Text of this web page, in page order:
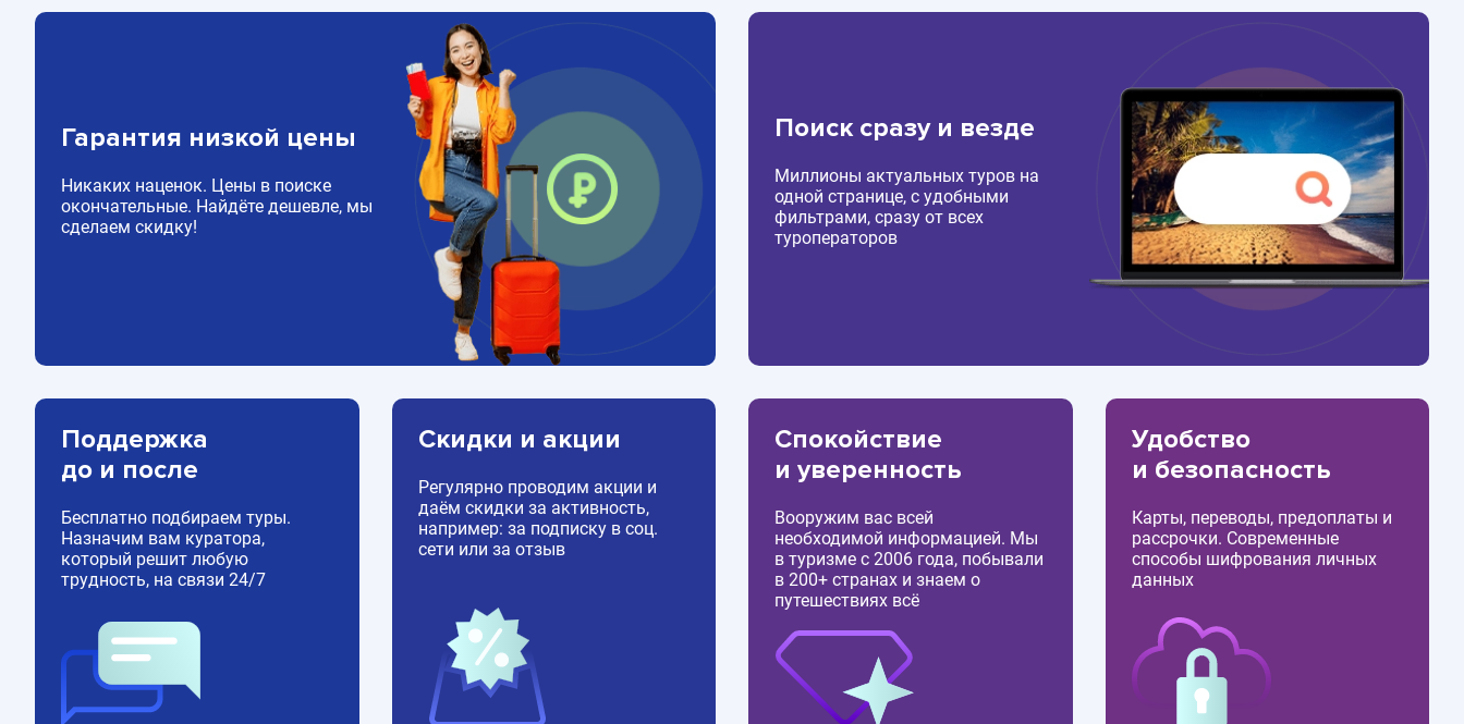
Гарантия низкой цены
Никаких наценок. Цены в поиске
окончательные. Найдёте дешевле, мы
сделаем скидку!
Поиск сразу и везде
Миллионы актуальных туров на
одной странице, с удобными
фильтрами, сразу от всех
туроператоров
Поддержка
до и после
Бесплатно подбираем туры.
Назначим вам куратора,
который решит любую
трудность, на связи 24/7
Скидки и акции
Регулярно проводим акции и
даём скидки за активность,
например: за подписку в соц.
сети или за отзыв
Спокойствие
и уверенность
Вооружим вас всей
необходимой информацией. Мы
в туризме с 2006 года, побывали
в 200+ странах и знаем о
путешествиях всё
Удобство
и безопасность
Карты, переводы, предоплаты и
рассрочки. Современные
способы шифрования личных
данных